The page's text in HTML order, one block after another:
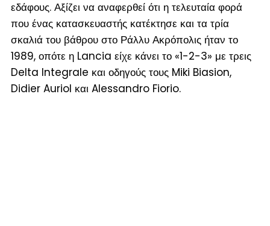
εδάφους. Αξίζει να αναφερθεί ότι η τελευταία φορά
που ένας κατασκευαστής κατέκτησε και τα τρία
σκαλιά του βάθρου στο Ράλλυ Ακρόπολις ήταν το
1989, οπότε η Lancia είχε κάνει το «1-2-3» με τρεις
Delta Integrale και οδηγούς τους Miki Biasion,
Didier Auriol και Alessandro Fiorio.